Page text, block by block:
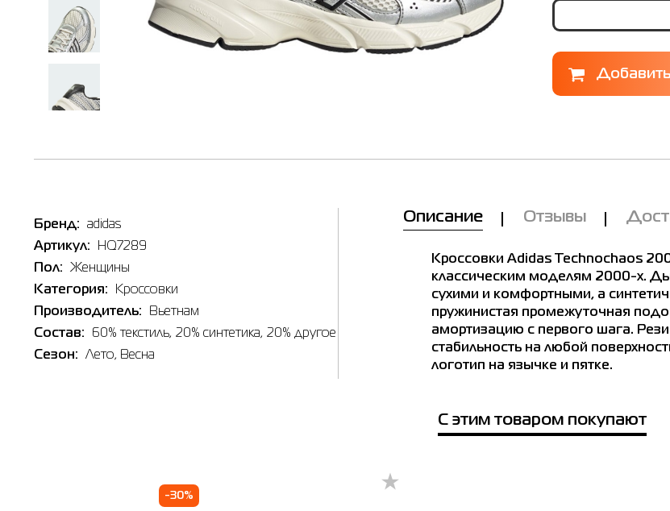
Кроссовки женские Adidas TECHNOCHAOS 2000
2,939.00
Кроссовки женские Adidas
TECHNOCHAOS 2000 серые
HQ7289
Цена
2,939.00
Выберите размер
Бренд:
adidas
Артикул:
HQ7289
Пол:
Женщины
Категория:
Кроссовки
Производитель:
Вьетнам
Состав:
60% текстиль, 20% синтетика, 20% другое
Сезон:
Лето, Весна
Описание Отзывы
Кроссовки Adidas Technochaos
классическим моделям 2000-х.
сухими и комфортными, а
пружинистая промежуточная
амортизацию с первого шага.
стабильность на любой
логотип на язычке и пятке.
С этим товаром покупают
-30%